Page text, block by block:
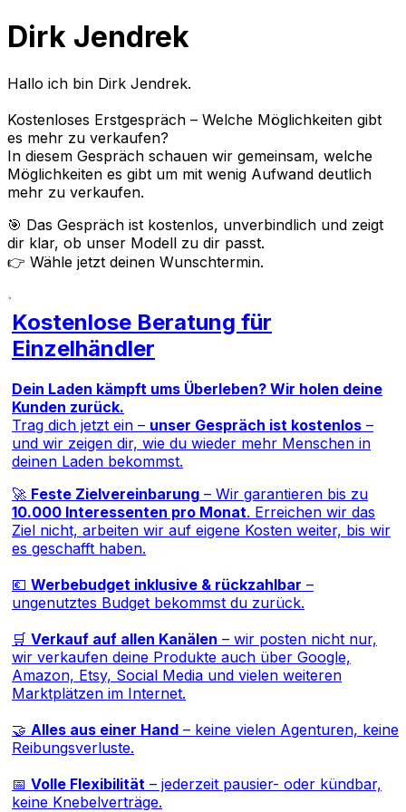
Dirk Jendrek
Hallo ich bin Dirk Jendrek.
Kostenloses Erstgespräch – Welche Möglichkeiten gibt
es mehr zu verkaufen?
In diesem Gespräch schauen wir gemeinsam, welche
Möglichkeiten es gibt um mit wenig Aufwand deutlich
mehr zu verkaufen.
🎯 Das Gespräch ist kostenlos, unverbindlich und zeigt
dir klar, ob unser Modell zu dir passt.
👉 Wähle jetzt deinen Wunschtermin.
Kostenlose Beratung für
Einzelhändler
Dein Laden kämpft ums Überleben? Wir holen deine
Kunden zurück.
Trag dich jetzt ein – unser Gespräch ist kostenlos–
und wir zeigen dir, wie du wieder mehr Menschen in
deinen Laden bekommst.
🚀 Feste Zielvereinbarung– Wir garantieren bis zu
10.000 Interessenten pro Monat. Erreichen wir das
Ziel nicht, arbeiten wir auf eigene Kosten weiter, bis wir
es geschafft haben.
💶 Werbebudget inklusive & rückzahlbar –
ungenutztes Budget bekommst du zurück.
🛒 Verkauf auf allen Kanälen – wir posten nicht nur,
wir verkaufen deine Produkte auch über Google,
Amazon, Etsy, Social Media und vielen weiteren
Marktplätzen im Internet.
🤝 Alles aus einer Hand– keine vielen Agenturen, keine
Reibungsverluste.
📅 Volle Flexibilität – jederzeit pausier- oder kündbar,
keine Knebelverträge.